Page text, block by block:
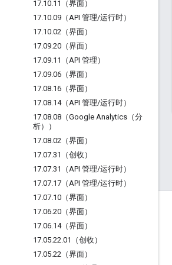
17.10.11（界面）
17.10.09（API 管理/运行时）
17.10.02（界面）
17.09.20（界面）
17.09.11（API 管理）
17.09.06（界面）
17.08.16（界面）
17.08.14（API 管理/运行时）
17.08.08（Google Analytics（分
析））
17.08.02（界面）
17.07.31（创收）
17.07.31（API 管理/运行时）
17.07.17（API 管理/运行时）
17.07.10（界面）
17.06.20（界面）
17.06.14（界面）
17.05.22.01（创收）
17.05.22（界面）
Apigee 简介
We're part of Google